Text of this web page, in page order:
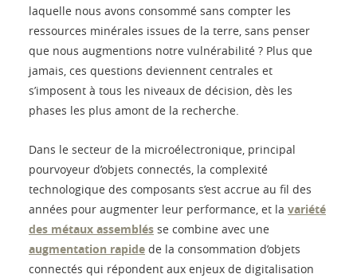
laquelle nous avons consommé sans compter les
ressources minérales issues de la terre, sans penser
que nous augmentions notre vulnérabilité ? Plus que
jamais, ces questions deviennent centrales et
s’imposent à tous les niveaux de décision, dès les
phases les plus amont de la recherche.
Dans le secteur de la microélectronique, principal
pourvoyeur d’objets connectés, la complexité
technologique des composants s’est accrue au fil des
années pour augmenter leur performance, et la variété
des métaux assemblés se combine avec une
augmentation rapide de la consommation d’objets
connectés qui répondent aux enjeux de digitalisation